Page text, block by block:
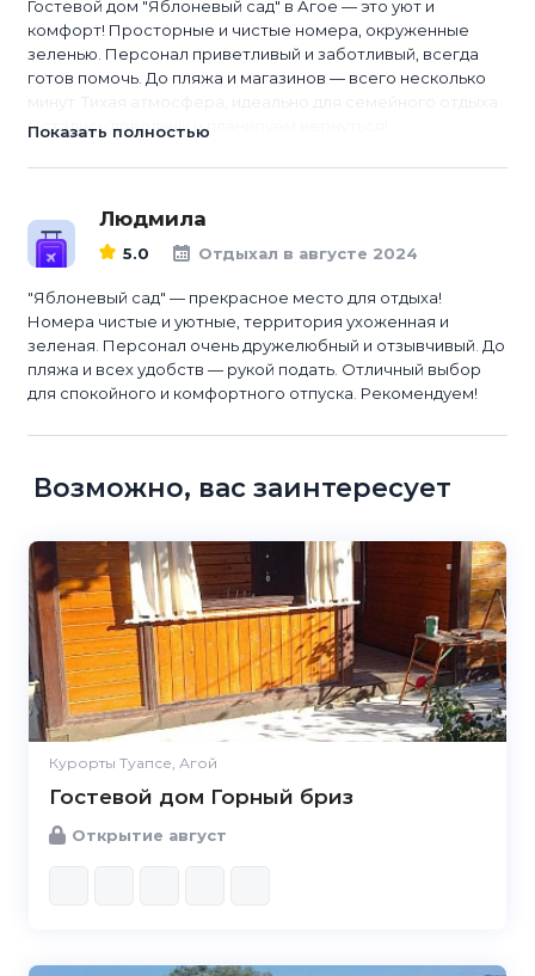
Гостевой дом "Яблоневый сад" в Агое — это уют и
комфорт! Просторные и чистые номера, окруженные
зеленью. Персонал приветливый и заботливый, всегда
готов помочь. До пляжа и магазинов — всего несколько
Остались довольны и планируем вернуться!
Показать полностью
Людмила
5.0 Отдыхал в августе 2024
"Яблоневый сад" — прекрасное место для отдыха!
Номера чистые и уютные, территория ухоженная и
зеленая. Персонал очень дружелюбный и отзывчивый. До
пляжа и всех удобств — рукой подать. Отличный выбор
для спокойного и комфортного отпуска. Рекомендуем!
Возможно, вас заинтересует
Курорты Туапсе, Агой
Гостевой дом Горный бриз
Открытие август